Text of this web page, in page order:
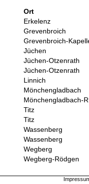
Ort
Erkelenz
Grevenbroich
Grevenbroich-
Jüchen
Jüchen-Otzenrath
Jüchen-Otzenrath
Linnich
Mönchengladbach
Mönchengladbach-
Titz
Titz
Wassenberg
Wassenberg
Wegberg
Wegberg-Rödgen